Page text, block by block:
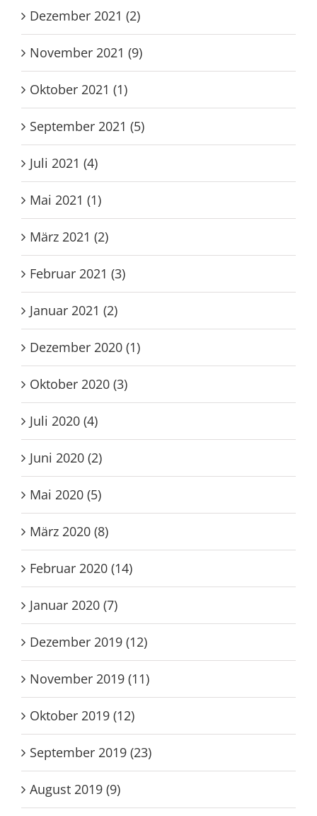
Dezember 2021 (2)
November 2021 (9)
Oktober 2021 (1)
September 2021 (5)
Juli 2021 (4)
Mai 2021 (1)
März 2021 (2)
Februar 2021 (3)
Januar 2021 (2)
Dezember 2020 (1)
Oktober 2020 (3)
Juli 2020 (4)
Juni 2020 (2)
Mai 2020 (5)
März 2020 (8)
Februar 2020 (14)
Januar 2020 (7)
Dezember 2019 (12)
November 2019 (11)
Oktober 2019 (12)
September 2019 (23)
August 2019 (9)